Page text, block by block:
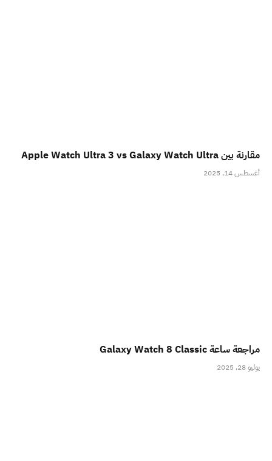
مقارنة بين Apple Watch Ultra 3 vs Galaxy Watch Ultra
أغسطس 14, 2025
مراجعة ساعة Galaxy Watch 8 Classic
يوليو 28, 2025